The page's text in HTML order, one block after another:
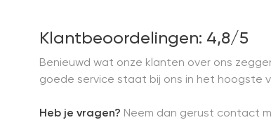
Klantbeoordelingen: 4,8/5
Benieuwd wat onze klanten over ons
goede service staat bij ons in het hoogste
Heb je vragen? Neem dan gerust contact